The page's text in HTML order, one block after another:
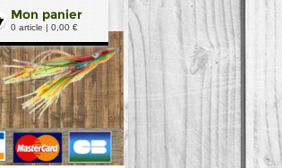
Mon panier
0 article | 0,00 €